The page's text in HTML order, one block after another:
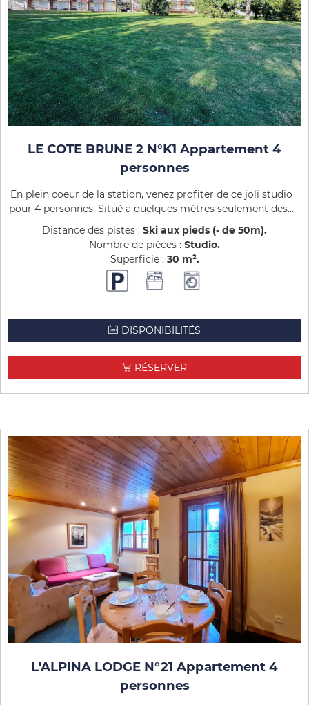
LE COTE BRUNE 2 N°K1 Appartement 4
personnes
En plein coeur de la station, venez profiter de ce joli studio
pour 4 personnes. Situé a quelques mètres seulement des...
Distance des pistes : Ski aux pieds (- de 50m)
Nombre de pièces : Studio
Superficie : 30 m²
DISPONIBILITÉS
RÉSERVER
L'ALPINA LODGE N°21 Appartement 4
personnes